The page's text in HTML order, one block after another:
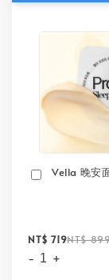
Vella 晚安
NT$ 719NT$
- +